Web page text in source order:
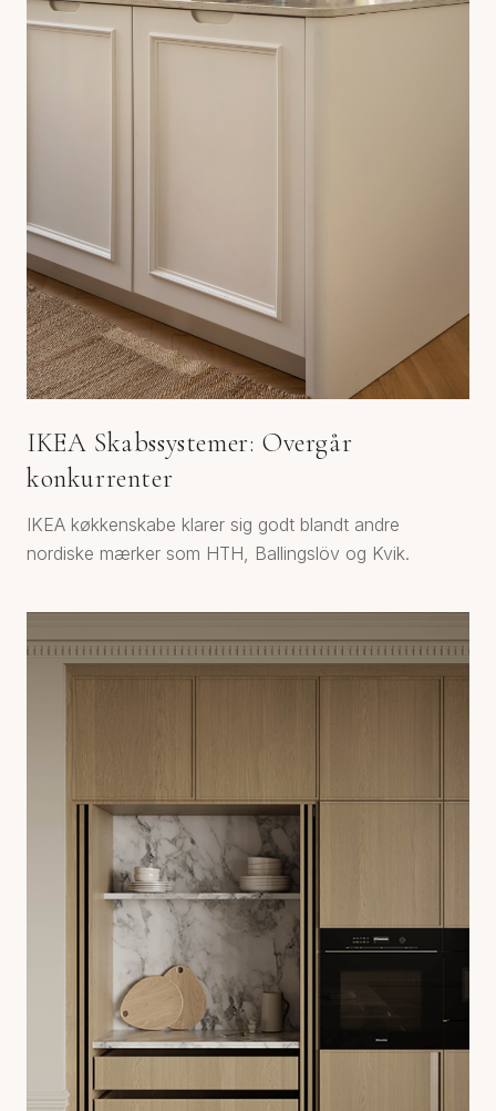
IKEA Skabssystemer: Overgår
konkurrenter
IKEA køkkenskabe klarer sig godt blandt andre
nordiske mærker som HTH, Ballingslöv og Kvik.